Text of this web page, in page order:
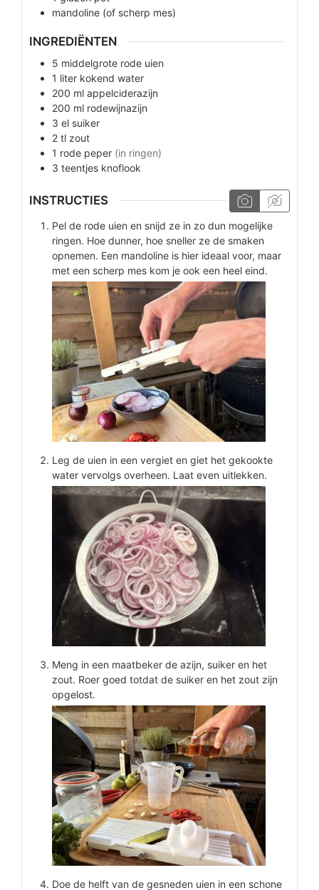
mandoline (of scherp mes)
INGREDIËNTEN
5 middelgrote rode uien
1 liter kokend water
200 ml appelciderazijn
200 ml rodewijnazijn
3 el suiker
2 tl zout
1 rode peper (in ringen)
3 teentjes knoflook
INSTRUCTIES
Pel de rode uien en snijd ze in zo dun mogelijke
ringen. Hoe dunner, hoe sneller ze de smaken
opnemen. Een mandoline is hier ideaal voor, maar
met een scherp mes kom je ook een heel eind.
Leg de uien in een vergiet en giet het gekookte
water vervolgs overheen. Laat even uitlekken.
Meng in een maatbeker de azijn, suiker en het
zout. Roer goed totdat de suiker en het zout zijn
opgelost.
Doe de helft van de gesneden uien in een schone